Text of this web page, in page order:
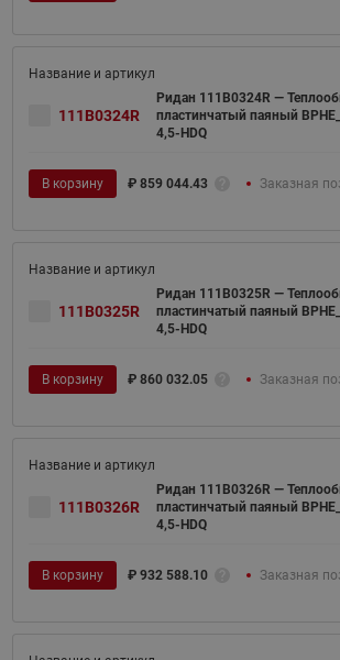
111B0324R
Ридан 111B0324R —
пластинчатый паяный
4,5-HDQ
В корзину ₽ 859 044.43 Заказная
111B0325R
Ридан 111B0325R —
пластинчатый паяный
4,5-HDQ
В корзину ₽ 860 032.05 Заказная
111B0326R
Ридан 111B0326R —
пластинчатый паяный
4,5-HDQ
В корзину ₽ 932 588.10 Заказная